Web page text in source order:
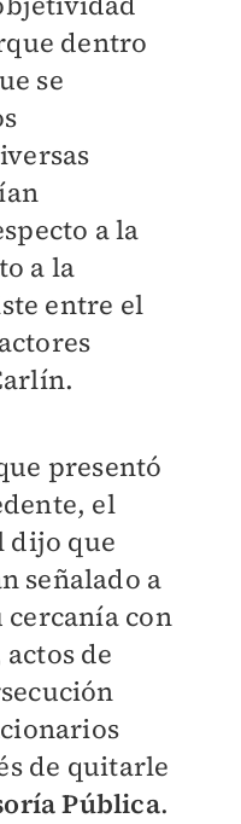
dentro
se
a la
a la
entre el
presentó
el
dijo que
señalado a
cercanía con
de
de quitarle
Pública.